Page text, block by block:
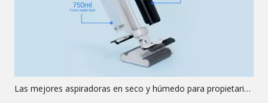
Las mejores aspiradoras en seco y húmedo para propietarios de viviendas